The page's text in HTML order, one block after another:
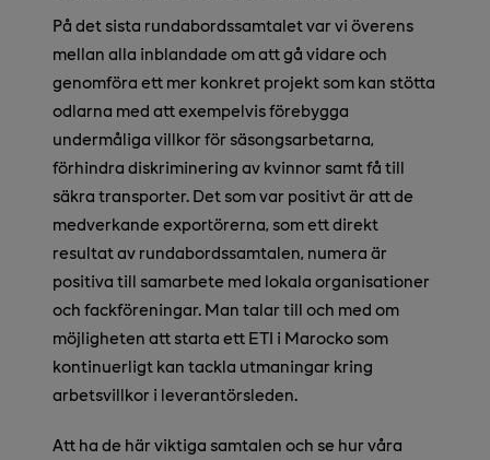
På det sista rundabordssamtalet var vi överens
mellan alla inblandade om att gå vidare och
genomföra ett mer konkret projekt som kan stötta
odlarna med att exempelvis förebygga
undermåliga villkor för säsongsarbetarna,
förhindra diskriminering av kvinnor samt få till
säkra transporter. Det som var positivt är att de
medverkande exportörerna, som ett direkt
resultat av rundabordssamtalen, numera är
positiva till samarbete med lokala organisationer
och fackföreningar. Man talar till och med om
möjligheten att starta ett ETI i Marocko som
kontinuerligt kan tackla utmaningar kring
arbetsvillkor i leverantörsleden.
Att ha de här viktiga samtalen och se hur våra